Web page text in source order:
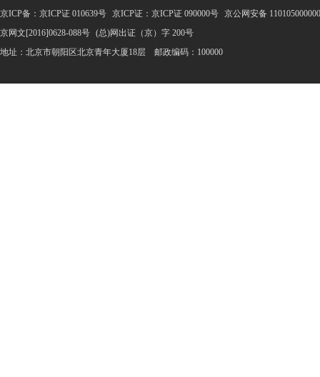
京ICP备：京ICP证 010639号 京ICP证：京ICP证 090000号 京公网安备 110105000000
京网文[2016]0628-088号 (总)网出证（京）字 200号
地址：北京市朝阳区北京青年大厦18层 邮政编码：100000